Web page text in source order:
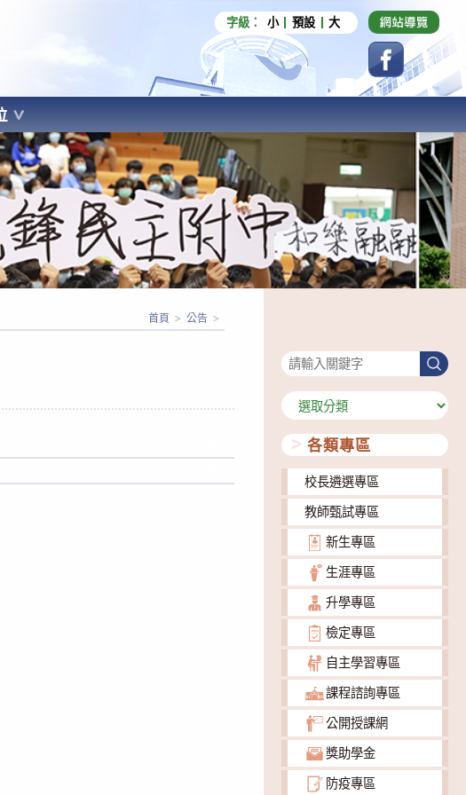
字級： 小 預設 大
首頁 > 公告 >
搜
尋
分
類
各類專區
校長遴選專區
教師甄試專區
新生專區
生涯專區
升學專區
檢定專區
自主學習專區
課程諮詢專區
公開授課網
獎助學金
防疫專區